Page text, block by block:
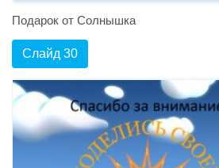
Подарок от Солнышка
Слайд 30